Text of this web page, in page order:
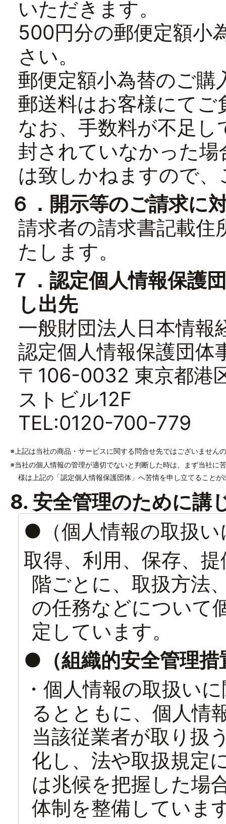
いただきます。
500円分の郵便定額小
さい。
郵便定額小為替のご
郵送料はお客様にてご
なお、手数料が不足
封されていなかった
は致しかねますので
６．開示等のご請求に
請求者の請求書記載住
たします。
７．認定個人情報保護
し出先
一般財団法人日本情
認定個人情報保護団体
〒106-0032 東京都港
ストビル12F
TEL:0120-700-779
※上記は当社の商品・サービスに関する問合せ先ではございません
※当社の個人情報の管理が適切でないと判断した時は、まず当社に
様は上記の「認定個人情報保護団体」へ苦情を申し立てることが
8. 安全管理のために講
●（個人情報の取扱
取得、利用、保存、
階ごとに、取扱方法
の任務などについて
定しています。
●（組織的安全管理措
・個人情報の取扱い
るとともに、個人情
当該従業者が取り扱
化し、法や取扱規定
は兆候を把握した場
体制を整備していま